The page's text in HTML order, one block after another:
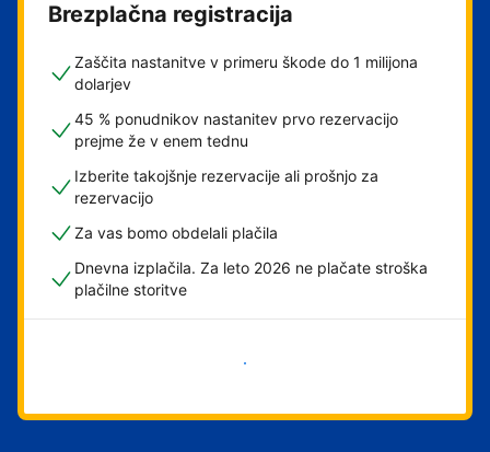
Brezplačna registracija
Zaščita nastanitve v primeru škode do 1 milijona
dolarjev
45 % ponudnikov nastanitev prvo rezervacijo
prejme že v enem tednu
Izberite takojšnje rezervacije ali prošnjo za
rezervacijo
Za vas bomo obdelali plačila
Dnevna izplačila. Za leto 2026 ne plačate stroška
plačilne storitve